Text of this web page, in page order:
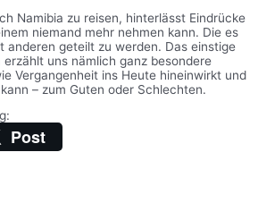
Namibia zu reisen, hinterlässt Eindrücke
niemand mehr nehmen kann. Die es
anderen geteilt zu werden. Das einstige
uns nämlich ganz besondere
Vergangenheit ins Heute hineinwirkt und
– zum Guten oder Schlechten.
Post